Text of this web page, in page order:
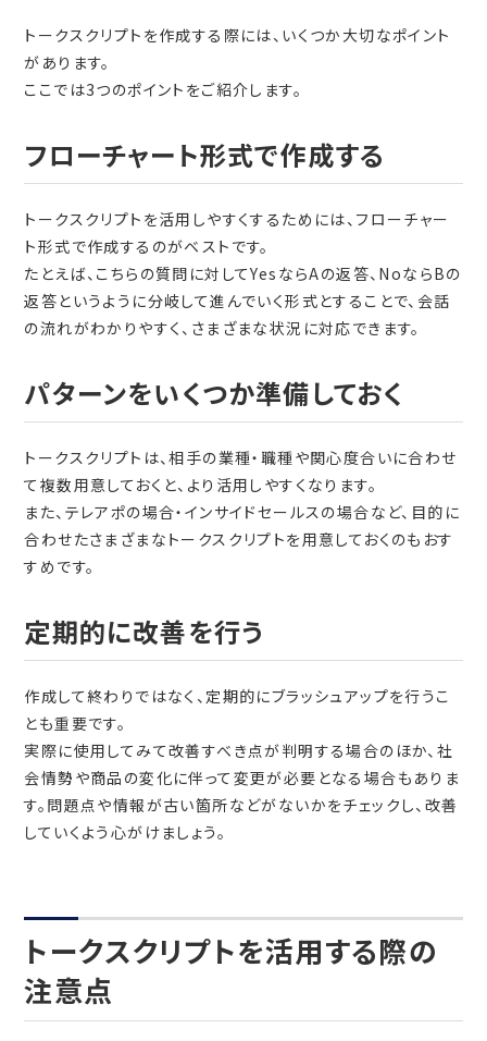
トークスクリプトを作成する際には、いくつか大切なポイント
があります。
ここでは3つのポイントをご紹介します。
フローチャート形式で作成する
トークスクリプトを活用しやすくするためには、フローチャー
ト形式で作成するのがベストです。
たとえば、こちらの質問に対してYesならAの返答、NoならBの
返答というように分岐して進んでいく形式とすることで、会話
の流れがわかりやすく、さまざまな状況に対応できます。
パターンをいくつか準備しておく
トークスクリプトは、相手の業種・職種や関心度合いに合わせ
て複数用意しておくと、より活用しやすくなります。
また、テレアポの場合・インサイドセールスの場合など、目的に
合わせたさまざまなトークスクリプトを用意しておくのもおす
すめです。
定期的に改善を行う
作成して終わりではなく、定期的にブラッシュアップを行うこ
とも重要です。
実際に使用してみて改善すべき点が判明する場合のほか、社
会情勢や商品の変化に伴って変更が必要となる場合もありま
す。問題点や情報が古い箇所などがないかをチェックし、改善
していくよう心がけましょう。
トークスクリプトを活用する際の
注意点